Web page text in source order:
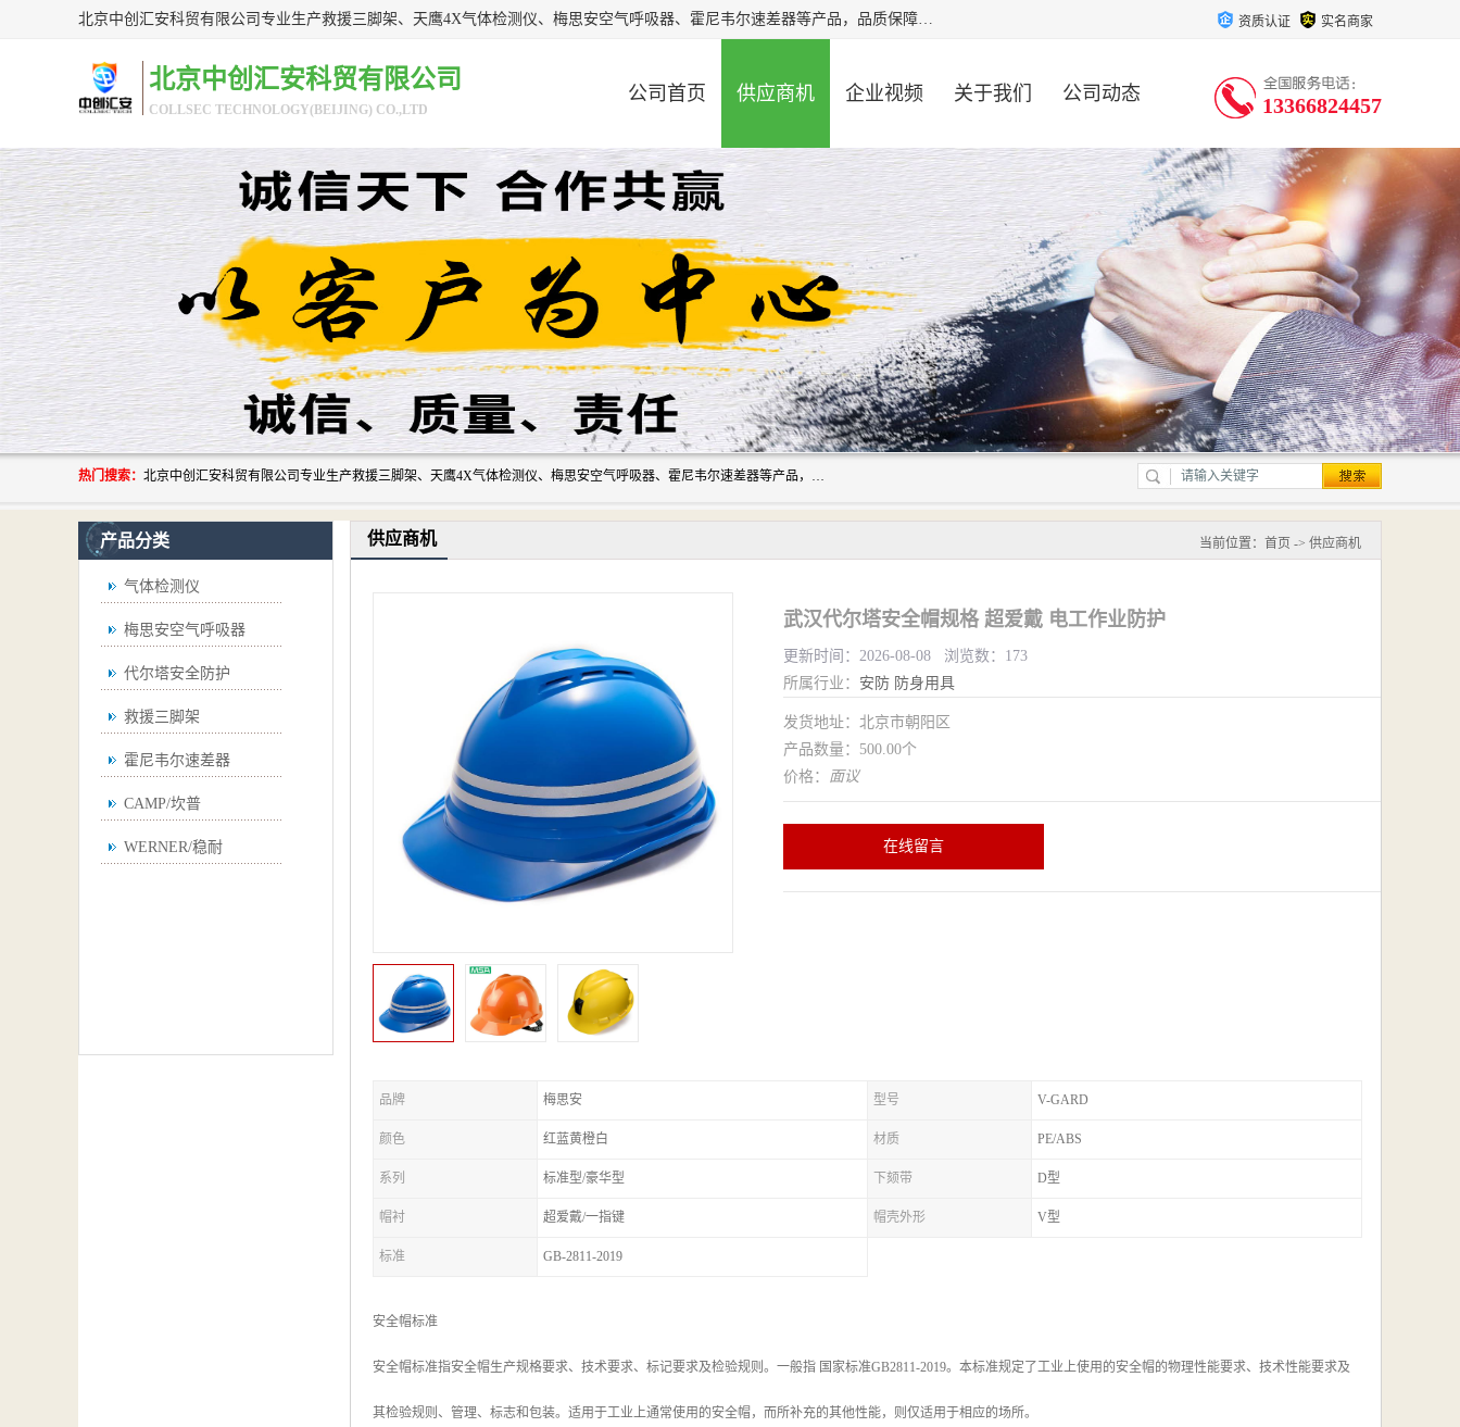
北京中创汇安科贸有限公司专业生产救援三脚架、天鹰4X气体检测仪、梅思安空气呼吸器、霍尼韦尔速差器等产品，品质保障，价格合理，欢迎在线致电咨询。 资质认证 实名商家
北京中创汇安科贸有限公司
COLLSEC TECHNOLOGY(BEIJING) CO.,LTD
公司首页 供应商机 企业视频 关于我们 公司动态 13366824457
热门搜索： 北京中创汇安科贸有限公司专业生产救援三脚架、天鹰4X气体检测仪、梅思安空气呼吸器、霍尼韦尔速差器等产品，品质保障，价格合理，欢迎在线致电咨询。
产品分类
气体检测仪
梅思安空气呼吸器
代尔塔安全防护
救援三脚架
霍尼韦尔速差器
CAMP/坎普
WERNER/稳耐
供应商机 当前位置： 首页 -> 供应商机
武汉代尔塔安全帽规格 超爱戴 电工作业防护
更新时间：2026-08-08 浏览数：173
所属行业： 安防 防身用具
发货地址：北京市朝阳区
产品数量：500.00个
价格： 面议
在线留言
品牌 梅思安 型号 V-GARD
颜色 红蓝黄橙白 材质 PE/ABS
系列 标准型/豪华型 下颏带 D型
帽衬 超爱戴/一指键 帽壳外形 V型
标准 GB-2811-2019
安全帽标准
安全帽标准指安全帽生产规格要求、技术要求、标记要求及检验规则。一般指 国家标准GB2811-2019。本标准规定了工业上使用的安全帽的物理性能要求、技术性能要求及
其检验规则、管理、标志和包装。适用于工业上通常使用的安全帽，而所补充的其他性能，则仅适用于相应的场所。